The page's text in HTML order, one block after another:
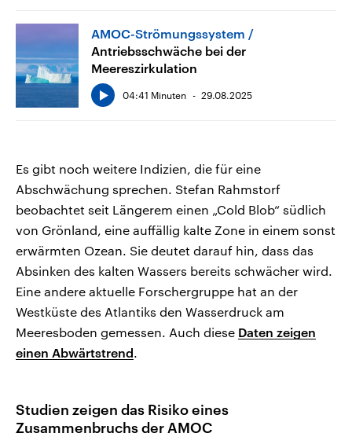
AMOC-Strömungssystem
Antriebsschwäche bei der
Meereszirkulation
04:41 Minuten 29.08.2025
Es gibt noch weitere Indizien, die für eine
Abschwächung sprechen. Stefan Rahmstorf
beobachtet seit Längerem einen „Cold Blob“ südlich
von Grönland, eine auffällig kalte Zone in einem sonst
erwärmten Ozean. Sie deutet darauf hin, dass das
Absinken des kalten Wassers bereits schwächer wird.
Eine andere aktuelle Forschergruppe hat an der
Westküste des Atlantiks den Wasserdruck am
Meeresboden gemessen. Auch diese Daten zeigen
einen Abwärtstrend
Studien zeigen das Risiko eines
Zusammenbruchs der AMOC